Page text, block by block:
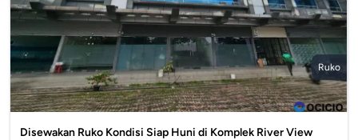
Ruko
Disewakan Ruko Kondisi Siap Huni di Komplek River View